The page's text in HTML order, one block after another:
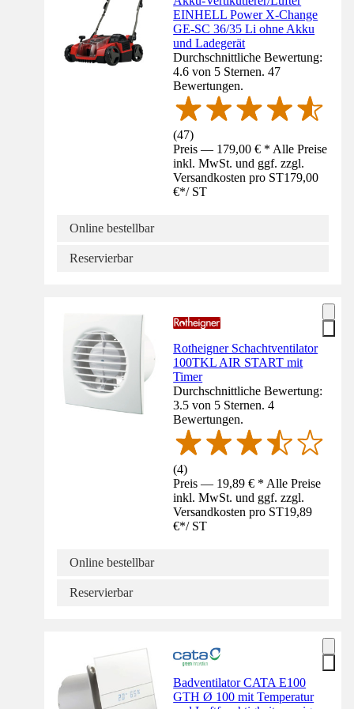
EINHELL Power X-Change
GE-SC 36/35 Li ohne Akku
und Ladegerät
Durchschnittliche Bewertung:
4.6 von 5 Sternen. 47
Bewertungen.
(47)
Preis — 179,00 € * Alle Preise
inkl. MwSt. und ggf. zzgl.
Versandkosten pro ST179,00
€*/ ST
Online bestellbar
Reservierbar
Rotheigner Schachtventilator
100TKL AIR START mit
Timer
Durchschnittliche Bewertung:
3.5 von 5 Sternen. 4
Bewertungen.
(4)
Preis — 19,89 € * Alle Preise
inkl. MwSt. und ggf. zzgl.
Versandkosten pro ST19,89
€*/ ST
Online bestellbar
Reservierbar
Badventilator CATA E100
GTH Ø 100 mit Temperatur